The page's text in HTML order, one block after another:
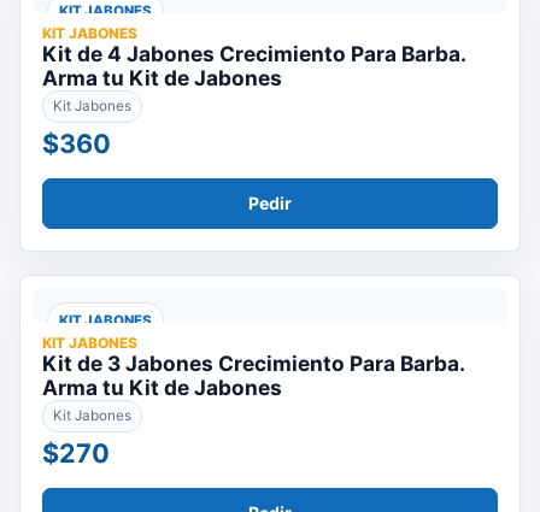
KIT JABONES
KIT JABONES
Kit de 4 Jabones Crecimiento Para Barba.
Arma tu Kit de Jabones
Kit Jabones
$360
Pedir
KIT JABONES
KIT JABONES
Kit de 3 Jabones Crecimiento Para Barba.
Arma tu Kit de Jabones
Kit Jabones
$270